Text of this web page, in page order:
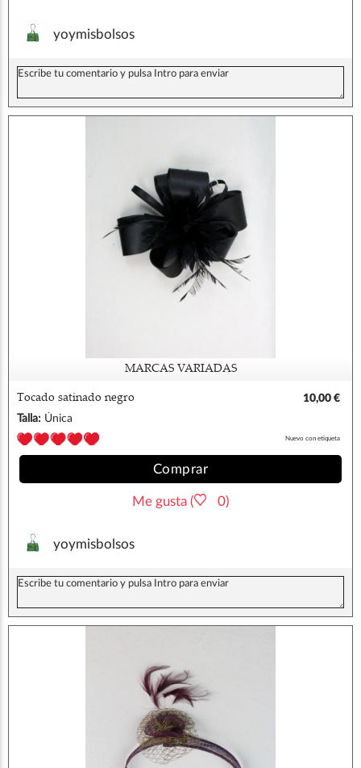
yoymisbolsos
MARCAS VARIADAS
Tocado satinado negro
10,00 €
Talla: Única
Nuevo con etiqueta
Comprar
Me gusta ( 0)
yoymisbolsos